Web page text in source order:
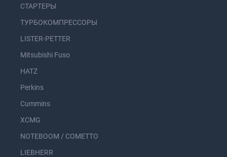
СТАРТЕРЫ
ТУРБОКОМПРЕССОРЫ
LISTER-PETTER
Mitsubishi Fuso
HATZ
Perkins
Cummins
XCMG
NOTEBOOM / COMETTO
LIEBHERR